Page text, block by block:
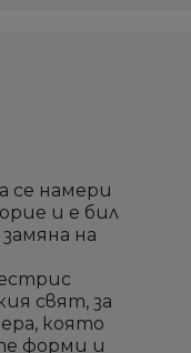
се намери
и е бил
на
свят, за
която
форми и